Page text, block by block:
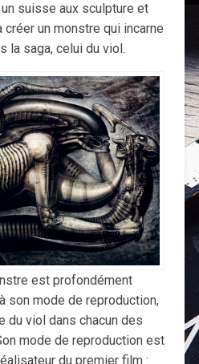
un suisse aux sculpture et
un monstre qui incarne
la saga, celui du viol.
est profondément
son mode de reproduction,
du viol dans chacun des
mode de reproduction est
du premier film :